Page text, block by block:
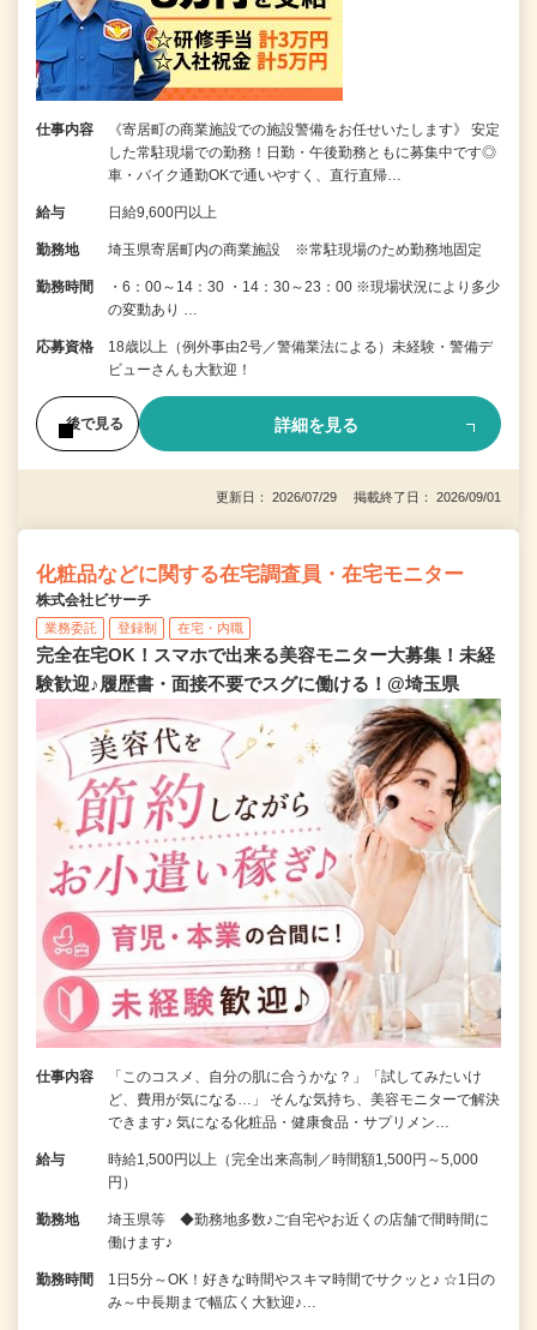
仕事内容
《寄居町の商業施設での施設警備をお任せいたします》 安定
した常駐現場での勤務！日勤・午後勤務ともに募集中です◎
車・バイク通勤OKで通いやすく、直行直帰…
給与 日給9,600円以上
勤務地 埼玉県寄居町内の商業施設 ※常駐現場のため勤務地固定
勤務時間
・6：00～14：30 ・14：30～23：00 ※現場状況により多少
の変動あり …
応募資格
18歳以上（例外事由2号／警備業法による）未経験・警備デ
ビューさんも大歓迎！
後で見る 詳細を見る
更新日： 2026/07/29 掲載終了日： 2026/09/01
化粧品などに関する在宅調査員・在宅モニター
株式会社ビサーチ
業務委託 登録制 在宅・内職
完全在宅OK！スマホで出来る美容モニター大募集！未経
験歓迎♪履歴書・面接不要でスグに働ける！@埼玉県
仕事内容
「このコスメ、自分の肌に合うかな？」「試してみたいけ
ど、費用が気になる…」 そんな気持ち、美容モニターで解決
できます♪ 気になる化粧品・健康食品・サプリメン…
給与
時給1,500円以上（完全出来高制／時間額1,500円～5,000
円）
勤務地
埼玉県等 ◆勤務地多数♪ご自宅やお近くの店舗で間時間に
働けます♪
勤務時間
1日5分～OK！好きな時間やスキマ時間でサクッと♪ ☆1日の
み～中長期まで幅広く大歓迎♪…